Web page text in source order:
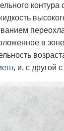
в
, и, с другой